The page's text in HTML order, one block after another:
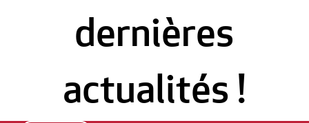
dernières
actualités !